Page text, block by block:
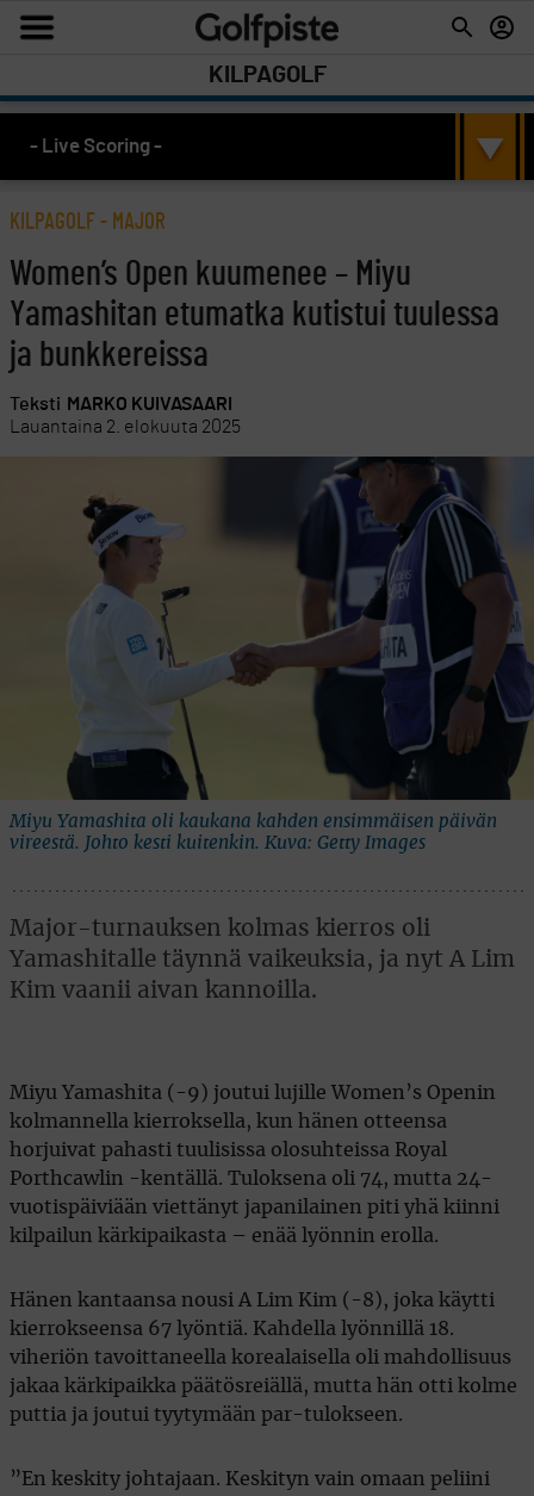
KILPAGOLF
- Live Scoring -
KILPAGOLF - MAJOR
Women’s Open kuumenee – Miyu
Yamashitan etumatka kutistui tuulessa
ja bunkkereissa
Teksti MARKO KUIVASAARI
Lauantaina 2. elokuuta 2025
Miyu Yamashita oli kaukana kahden ensimmäisen päivän
vireestä. Johto kesti kuitenkin. Kuva: Getty Images
Major-turnauksen kolmas kierros oli
Yamashitalle täynnä vaikeuksia, ja nyt A Lim
Kim vaanii aivan kannoilla.
Miyu Yamashita (-9) joutui lujille Women’s Openin
kolmannella kierroksella, kun hänen otteensa
horjuivat pahasti tuulisissa olosuhteissa Royal
Porthcawlin -kentällä. Tuloksena oli 74, mutta 24-
vuotispäiviään viettänyt japanilainen piti yhä kiinni
kilpailun kärkipaikasta – enää lyönnin erolla.
Hänen kantaansa nousi A Lim Kim (-8), joka käytti
kierrokseensa 67 lyöntiä. Kahdella lyönnillä 18.
viheriön tavoittaneella korealaisella oli mahdollisuus
jakaa kärkipaikka päätösreiällä, mutta hän otti kolme
puttia ja joutui tyytymään par-tulokseen.
”En keskity johtajaan. Keskityn vain omaan peliini